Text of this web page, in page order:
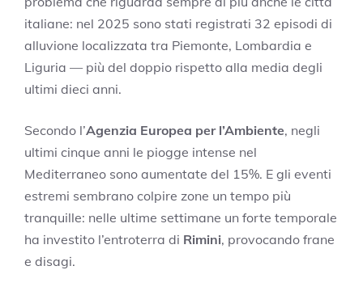
italiane: nel 2025 sono stati registrati 32 episodi di
alluvione localizzata tra Piemonte, Lombardia e
Liguria — più del doppio rispetto alla media degli
ultimi dieci anni.
Secondo l’Agenzia Europea per l’Ambiente, negli
ultimi cinque anni le piogge intense nel
Mediterraneo sono aumentate del 15%. E gli eventi
estremi sembrano colpire zone un tempo più
tranquille: nelle ultime settimane un forte temporale
ha investito l’entroterra di Rimini, provocando frane
e disagi.